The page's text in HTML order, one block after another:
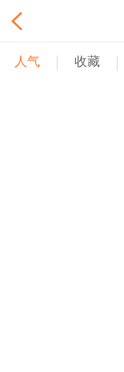
人气 收藏